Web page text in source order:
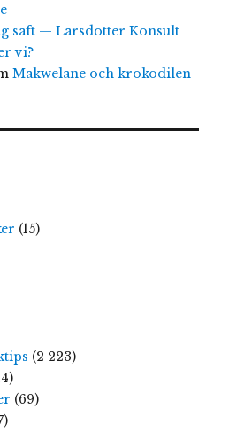
saft — Larsdotter Konsult
vi?
Makwelane och krokodilen
(15)
(2 223)
(69)